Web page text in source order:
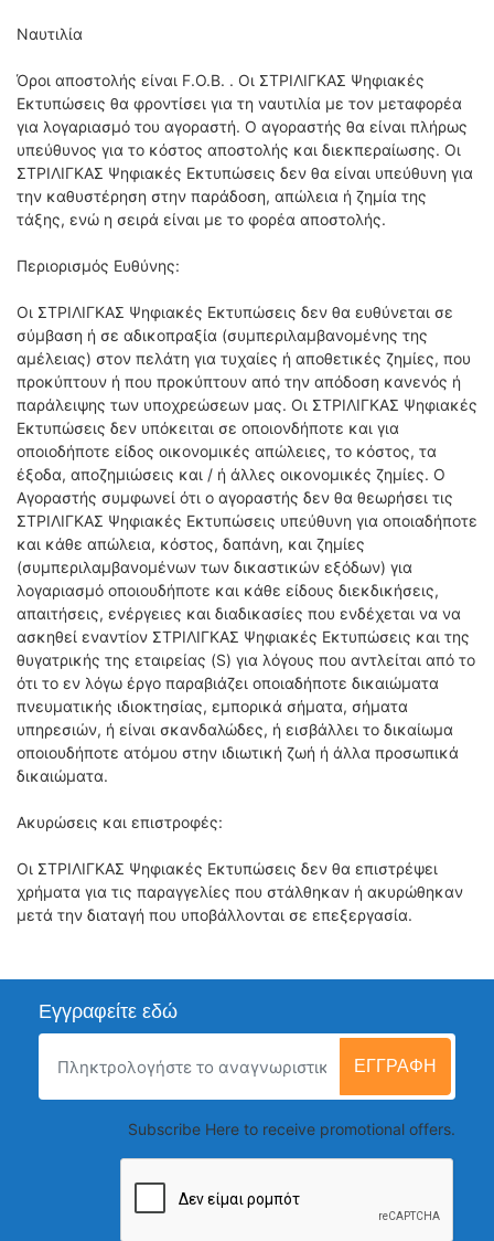
Ναυτιλία
Όροι αποστολής είναι F.O.B. . Οι ΣΤΡΙΛΙΓΚΑΣ Ψηφιακές
Εκτυπώσεις θα φροντίσει για τη ναυτιλία με τον μεταφορέα
για λογαριασμό του αγοραστή. Ο αγοραστής θα είναι πλήρως
υπεύθυνος για το κόστος αποστολής και διεκπεραίωσης. Οι
ΣΤΡΙΛΙΓΚΑΣ Ψηφιακές Εκτυπώσεις δεν θα είναι υπεύθυνη για
την καθυστέρηση στην παράδοση, απώλεια ή ζημία της
τάξης, ενώ η σειρά είναι με το φορέα αποστολής.
Περιορισμός Ευθύνης:
Οι ΣΤΡΙΛΙΓΚΑΣ Ψηφιακές Εκτυπώσεις δεν θα ευθύνεται σε
σύμβαση ή σε αδικοπραξία (συμπεριλαμβανομένης της
αμέλειας) στον πελάτη για τυχαίες ή αποθετικές ζημίες, που
προκύπτουν ή που προκύπτουν από την απόδοση κανενός ή
παράλειψης των υποχρεώσεων μας. Οι ΣΤΡΙΛΙΓΚΑΣ Ψηφιακές
Εκτυπώσεις δεν υπόκειται σε οποιονδήποτε και για
οποιοδήποτε είδος οικονομικές απώλειες, το κόστος, τα
έξοδα, αποζημιώσεις και / ή άλλες οικονομικές ζημίες. Ο
Αγοραστής συμφωνεί ότι ο αγοραστής δεν θα θεωρήσει τις
ΣΤΡΙΛΙΓΚΑΣ Ψηφιακές Εκτυπώσεις υπεύθυνη για οποιαδήποτε
και κάθε απώλεια, κόστος, δαπάνη, και ζημίες
(συμπεριλαμβανομένων των δικαστικών εξόδων) για
λογαριασμό οποιουδήποτε και κάθε είδους διεκδικήσεις,
απαιτήσεις, ενέργειες και διαδικασίες που ενδέχεται να να
ασκηθεί εναντίον ΣΤΡΙΛΙΓΚΑΣ Ψηφιακές Εκτυπώσεις και της
θυγατρικής της εταιρείας (S) για λόγους που αντλείται από το
ότι το εν λόγω έργο παραβιάζει οποιαδήποτε δικαιώματα
πνευματικής ιδιοκτησίας, εμπορικά σήματα, σήματα
υπηρεσιών, ή είναι σκανδαλώδες, ή εισβάλλει το δικαίωμα
οποιουδήποτε ατόμου στην ιδιωτική ζωή ή άλλα προσωπικά
δικαιώματα.
Ακυρώσεις και επιστροφές:
Οι ΣΤΡΙΛΙΓΚΑΣ Ψηφιακές Εκτυπώσεις δεν θα επιστρέψει
χρήματα για τις παραγγελίες που στάλθηκαν ή ακυρώθηκαν
μετά την διαταγή που υποβάλλονται σε επεξεργασία.
Εγγραφείτε εδώ
ΕΓΓΡΑΦΉ
Subscribe Here to receive promotional offers.